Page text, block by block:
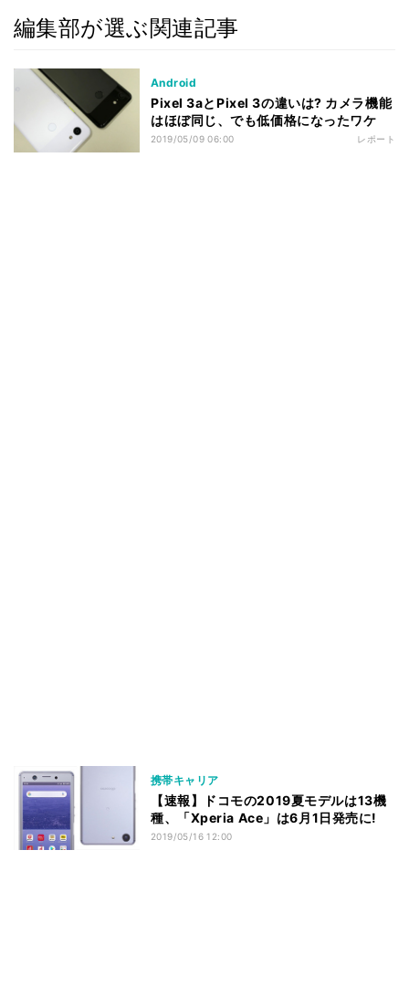
編集部が選ぶ関連記事
Android
Pixel 3aとPixel 3の違いは? カメラ機能
はほぼ同じ、でも低価格になったワケ
2019/05/09 06:00 レポート
携帯キャリア
【速報】ドコモの2019夏モデルは13機
種、「Xperia Ace」は6月1日発売に!
2019/05/16 12:00